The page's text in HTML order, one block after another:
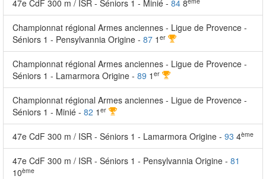
47e CdF 300 m / ISR - Séniors 1 - Minié - 84 8
Championnat régional Armes anciennes - Ligue de Provence -
Séniors 1 - Pensylvannia Origine - 87 1 er
Championnat régional Armes anciennes - Ligue de Provence -
Séniors 1 - Lamarmora Origine - 89 1 er
Championnat régional Armes anciennes - Ligue de Provence -
Séniors 1 - Minié - 82 1 er
47e CdF 300 m / ISR - Séniors 1 - Lamarmora Origine - 93 4ème
47e CdF 300 m / ISR - Séniors 1 - Pensylvannia Origine - 81
10ème